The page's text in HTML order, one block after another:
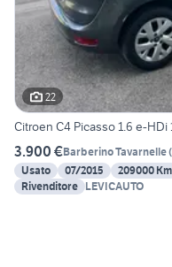
22
Citroen C4 Picasso 1.6 e-HDi
3.900 €Barberino Tavarnelle(
Usato
07/2015 209000 Km
Rivenditore LEVICAUTO